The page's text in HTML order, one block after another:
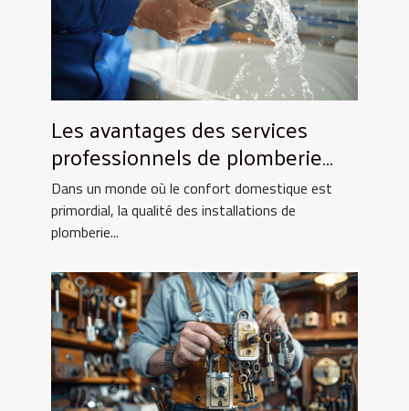
Les avantages des services
professionnels de plomberie
pour votre foyer
Dans un monde où le confort domestique est
primordial, la qualité des installations de
plomberie...